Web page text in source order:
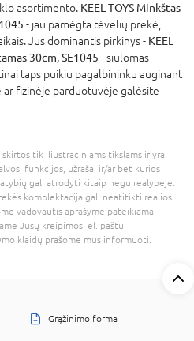
asortimento. KEEL TOYS Minkštas
- jau pamėgta tėvelių prekė,
Jus dominantis pirkinys - KEEL
30cm, SE1045 - siūlomas
taps puikiu pagalbininku auginant
fizinėje parduotuvėje galėsite
tik iliustraciniams tikslams ir yra
funkcijos, užrašai ir/ar bet kurios
gali atrodyti kitaip negu realybėje.
komplektacija gali neatitikti realios
vadovautis aprašyme pateikiama
Jūsų kreipimosi el. paštu
klaidų prašome mus informuoti.
Grąžinimo forma